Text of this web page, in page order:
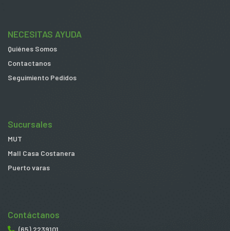
NECESITAS AYUDA
Quiénes Somos
Contactanos
Seguimiento Pedidos
Sucursales
MUT
Mall Casa Costanera
Puerto varas
Contáctanos
(65) 2239101